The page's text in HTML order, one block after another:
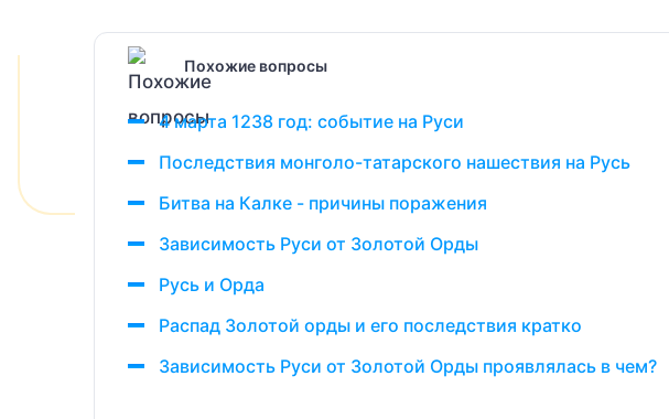
Похожие вопросы
4 марта 1238 год: событие на Руси
Последствия монголо-татарского нашествия на Русь
Битва на Калке - причины поражения
Зависимость Руси от Золотой Орды
Русь и Орда
Распад Золотой орды и его последствия кратко
Зависимость Руси от Золотой Орды проявлялась в чем?